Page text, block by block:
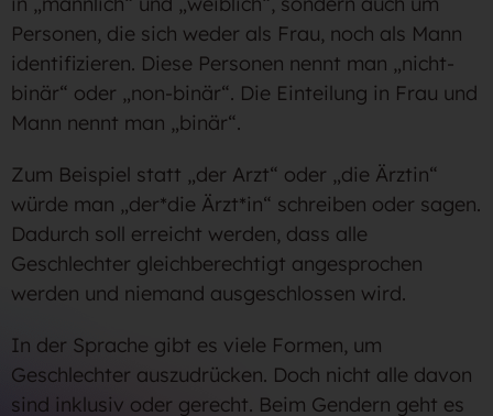
Personen, die sich weder als Frau, noch als Mann
identifizieren. Diese Personen nennt man „nicht-
binär“ oder „non-binär“. Die Einteilung in Frau und
Mann nennt man „binär“.
Zum Beispiel statt „der Arzt“ oder „die Ärztin“
würde man „der*die Ärzt*in“ schreiben oder sagen.
Dadurch soll erreicht werden, dass alle
Geschlechter gleichberechtigt angesprochen
werden und niemand ausgeschlossen wird.
In der Sprache gibt es viele Formen, um
Geschlechter auszudrücken. Doch nicht alle davon
sind inklusiv oder gerecht. Beim Gendern geht es